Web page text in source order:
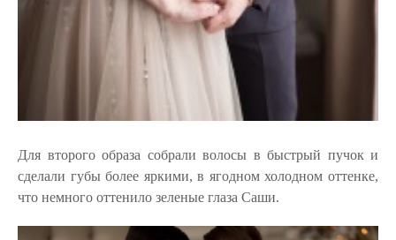
Для второго образа собрали волосы в быстрый пучок и
сделали губы более яркими, в ягодном холодном оттенке,
что немного оттенило зеленые глаза Саши.